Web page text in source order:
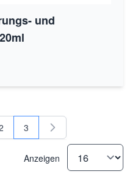
und
Sie lesen gerade Seite
3
Anzeigen